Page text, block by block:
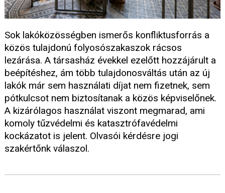
Sok lakóközösségben ismerős konfliktusforrás a
közös tulajdonú folyosószakaszok rácsos
lezárása. A társasház évekkel ezelőtt hozzájárult a
beépítéshez, ám több tulajdonosváltás után az új
lakók már sem használati díjat nem fizetnek, sem
pótkulcsot nem biztosítanak a közös képviselőnek.
A kizárólagos használat viszont megmarad, ami
komoly tűzvédelmi és katasztrófavédelmi
kockázatot is jelent. Olvasói kérdésre jogi
szakértőnk válaszol.